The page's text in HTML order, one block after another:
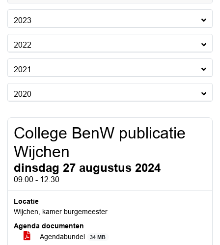
2023
2022
2021
2020
College BenW publicatie
Wijchen
dinsdag 27 augustus 2024
09:00 - 12:30
Locatie
Wijchen, kamer burgemeester
Agenda documenten
Agendabundel
34 MB